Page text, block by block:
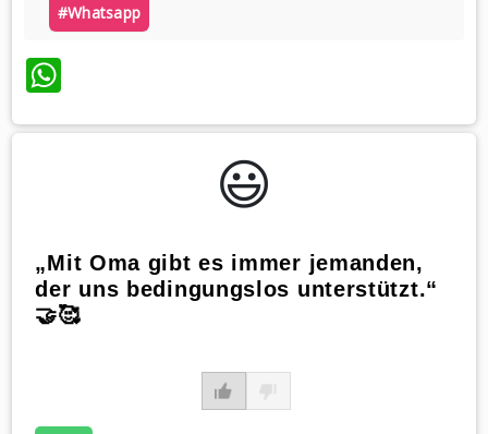
#whatsapp
WhatsApp
😃️
„Mit Oma gibt es immer jemanden,
der uns bedingungslos unterstützt.“
🤝🥰